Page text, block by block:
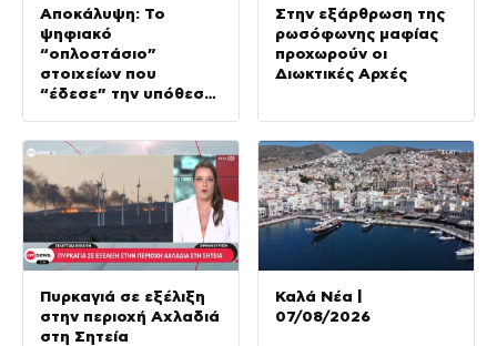
Αποκάλυψη: Το
ψηφιακό
“οπλοστάσιο”
στοιχείων που
“έδεσε” την υπόθεση
Στην εξάρθρωση της
ρωσόφωνης μαφίας
προχωρούν οι
Διωκτικές Αρχές
Πυρκαγιά σε εξέλιξη
στην περιοχή Αχλαδιά
στη Σητεία
Καλά Νέα |
07/08/2026